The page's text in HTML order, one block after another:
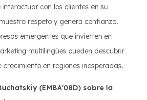
con los clientes en su
respeto y genera confianza.
emergentes que invierten en
multilingües pueden descubrir
crecimiento en regiones inesperadas.
(EMBA'08D) sobre la